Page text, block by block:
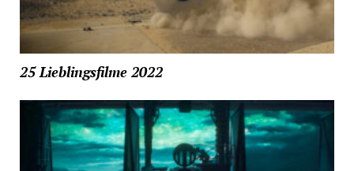
25 Lieblingsfilme 2022